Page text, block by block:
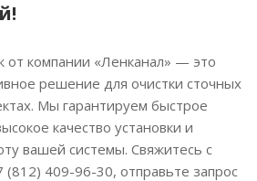
от компании «Ленканал» — это
решение для очистки сточных
Мы гарантируем быстрое
качество установки и
вашей системы. Свяжитесь с
409-96-30, отправьте запрос